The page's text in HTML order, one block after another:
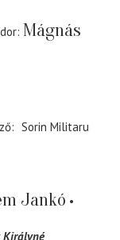
Mágnás
Sorin Militaru
Jankó
Királyné